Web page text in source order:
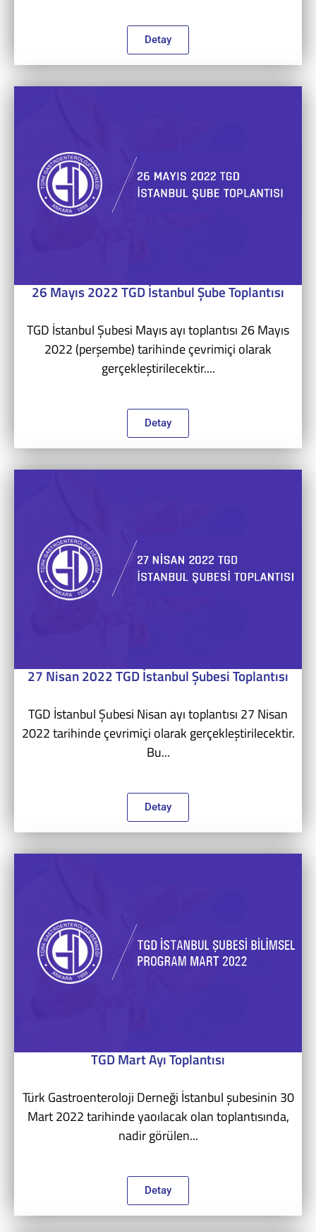
Detay
26 Mayıs 2022 TGD İstanbul Şube Toplantısı
TGD İstanbul Şubesi Mayıs ayı toplantısı 26 Mayıs
2022 (perşembe) tarihinde çevrimiçi olarak
gerçekleştirilecektir....
Detay
27 Nisan 2022 TGD İstanbul Şubesi Toplantısı
TGD İstanbul Şubesi Nisan ayı toplantısı 27 Nisan
2022 tarihinde çevrimiçi olarak gerçekleştirilecektir.
Bu...
Detay
TGD Mart Ayı Toplantısı
Türk Gastroenteroloji Derneği İstanbul şubesinin 30
Mart 2022 tarihinde yaoılacak olan toplantısında,
nadir görülen...
Detay